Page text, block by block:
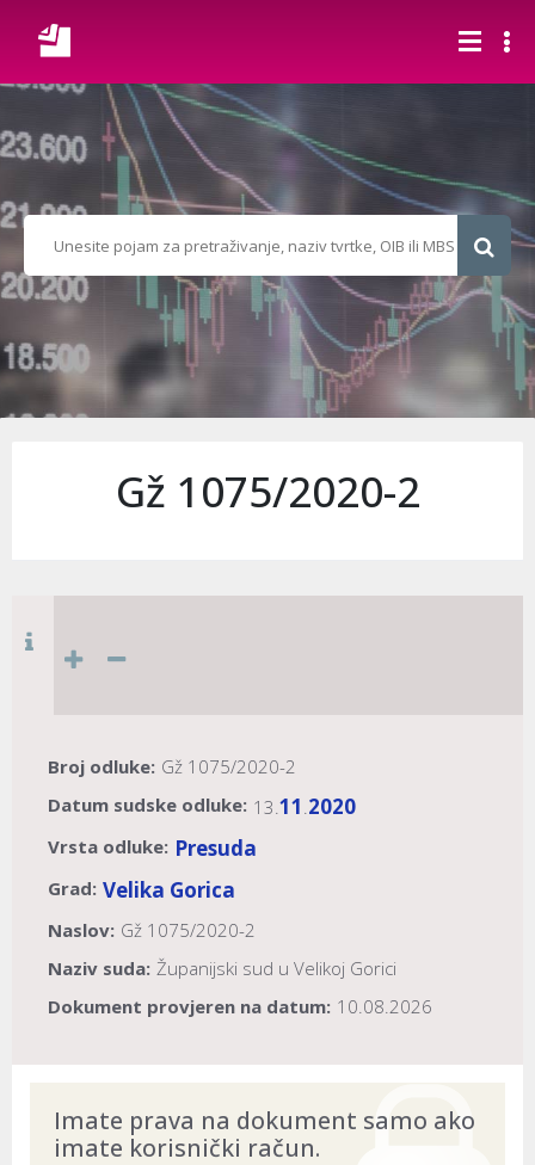
Gž 1075/2020-2
Broj odluke: Gž 1075/2020-2
Datum sudske odluke: 13.11 .2020
Vrsta odluke: Presuda
Grad: Velika Gorica
Naslov: Gž 1075/2020-2
Naziv suda: Županijski sud u Velikoj Gorici
Dokument provjeren na datum: 10.08.2026
Imate prava na dokument samo ako
imate korisnički račun.